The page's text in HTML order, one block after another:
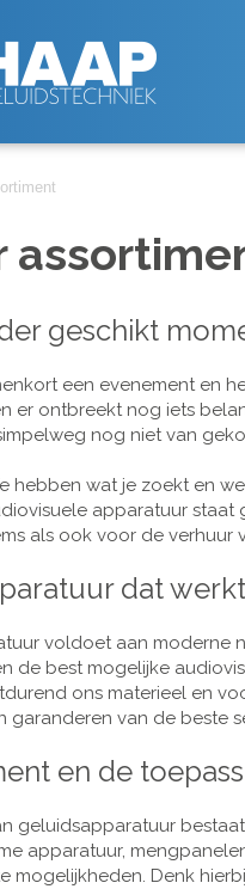
geschikt
een evenement en
er ontbreekt nog iets
nog niet van
hebben wat je zoekt en
apparatuur
als ook voor de verhuur
dat werkt
voldoet aan moderne
de best mogelijke
ons materieel en
garanderen van de beste
en de
geluidsapparatuur
apparatuur,
mogelijkheden. Denk